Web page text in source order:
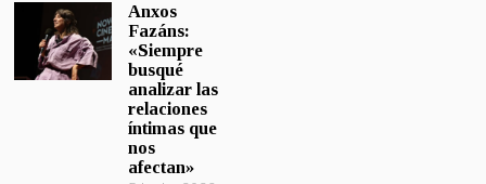
Anxos
Fazáns:
«Siempre
busqué
analizar las
relaciones
íntimas que
nos
afectan»